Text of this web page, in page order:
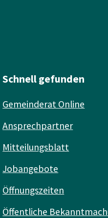
Schnell gefunden
Gemeinderat Online
Ansprechpartner
Mitteilungsblatt
Jobangebote
Öffnungszeiten
Öffentliche